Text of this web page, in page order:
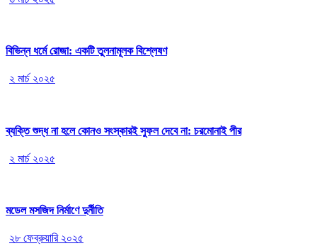
বিভিন্ন ধর্মে রোজা: একটি তুলনামূলক বিশ্লেষণ
২ মার্চ ২০২৫
ব্যক্তি শুদ্ধ না হলে কোনও সংস্কারই সুফল দেবে না: চরমোনাই পীর
২ মার্চ ২০২৫
মডেল মসজিদ নির্মাণে দুর্নীতি
২৮ ফেব্রুয়ারি ২০২৫